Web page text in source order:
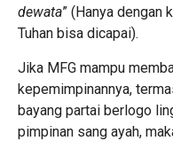
dewata” (Hanya dengan
Tuhan bisa dicapai).
Jika MFG mampu
kepemimpinannya,
bayang partai berlogo
pimpinan sang ayah,